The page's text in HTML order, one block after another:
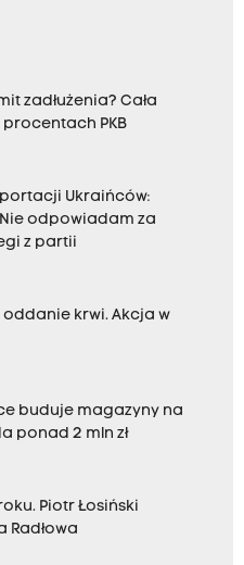
zadłużenia? Cała
PKB
Ukraińców:
Nie odpowiadam za
z partii
oddanie krwi. Akcja w
buduje magazyny na
ponad 2 mln zł
Piotr Łosiński
Radłowa